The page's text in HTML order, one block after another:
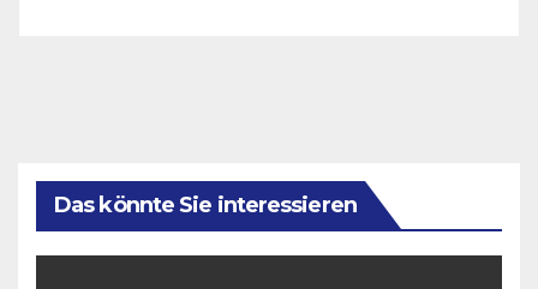
Das könnte Sie interessieren